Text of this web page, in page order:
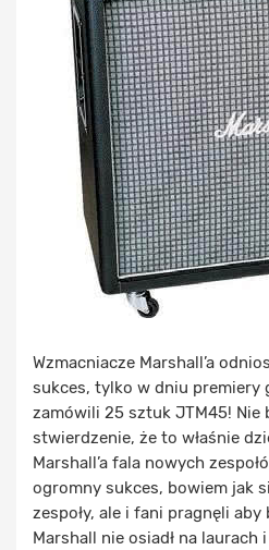
Wzmacniacze Marshall’a
sukces, tylko w dniu premiery
zamówili 25 sztuk JTM45! Nie
stwierdzenie, że to właśnie
Marshall’a fala nowych
ogromny sukces, bowiem jak
zespoły, ale i fani pragnęli aby
Marshall nie osiadł na